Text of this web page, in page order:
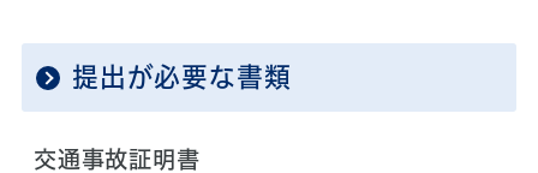
提出が必要な書類
交通事故証明書